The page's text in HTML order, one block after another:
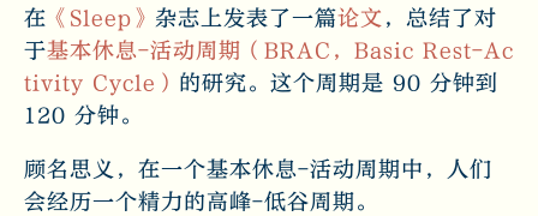
在 《Sleep》 杂志上发表了一篇论文 ，总结了对
于基本休息-活动周期（BRAC，Basic Rest-Ac
tivity Cycle） 的研究。这个周期是 90 分钟到
120 分钟。
顾名思义，在一个基本休息-活动周期中，人们
会经历一个精力的高峰-低谷周期。